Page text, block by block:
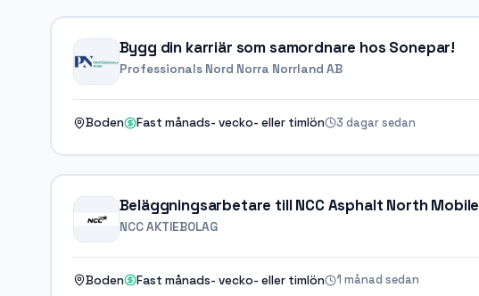
Bygg din karriär som samordnare hos Sonepar!
Professionals Nord Norra Norrland AB
Boden Fast månads- vecko- eller timlön 3 dagar sedan
Beläggningsarbetare till NCC Asphalt North Mobile
NCC AKTIEBOLAG
Boden Fast månads- vecko- eller timlön 1 månad sedan